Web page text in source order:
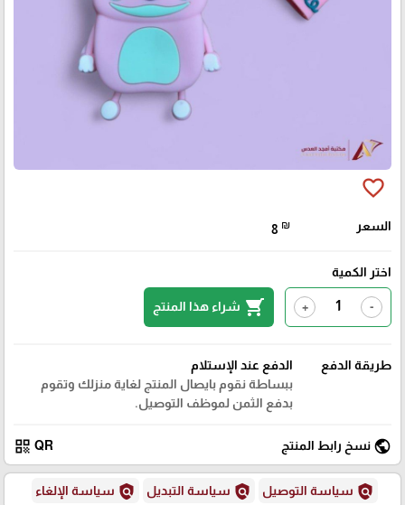
favorite_border
السعر 8 ₪
اختر الكمية
-
+
shopping_cart شراء هذا المنتج
طريقة الدفع
الدفع عند الإستلام
ببساطة نقوم بايصال المنتج لغاية منزلك وتقوم
بدفع الثمن لموظف التوصيل.
public نسخ رابط المنتج QR
qr_code
policy سياسة التوصيل policy سياسة التبديل policy سياسة الإلغاء